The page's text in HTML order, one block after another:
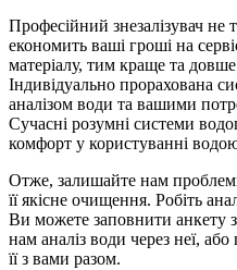
Професійний знезалізувач не
економить ваші гроші на
матеріалу, тим краще та
Індивідуально прорахована
аналізом води та вашими
Сучасні розумні системи
комфорт у користуванні
Отже, залишайте нам
її якісне очищення. Робіть
Ви можете заповнити анкету
нам аналіз води через неї,
її з вами разом.